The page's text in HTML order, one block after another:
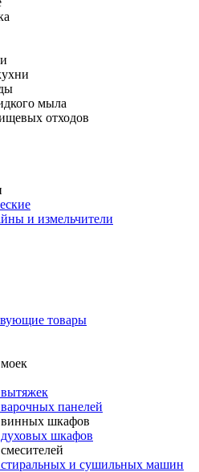
мыла
отходов
и измельчители
товары
панелей
винных шкафов
шкафов
стиральных и сушильных машин